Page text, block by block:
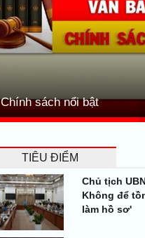
Chính sách nổi bật
TIÊU ĐIỂM
Chủ tịch
Không để
làm hồ sơ'